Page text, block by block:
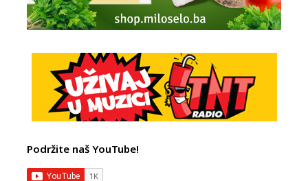
Podržite naš YouTube!